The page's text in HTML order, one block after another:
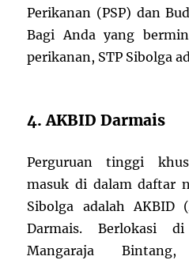
Perikanan (PSP) dan
Bagi Anda yang
perikanan, STP Sibolga
4. AKBID Darmais
Perguruan tinggi
masuk di dalam daftar
Sibolga adalah AKBID
Darmais. Berlokasi
Mangaraja